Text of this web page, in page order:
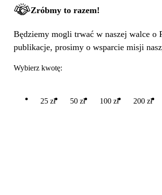
Zróbmy to razem!
Będziemy mogli trwać w naszej walce o
publikacje, prosimy o wsparcie misji
Wybierz kwotę:
25 zł 50 zł 100 zł 200 zł